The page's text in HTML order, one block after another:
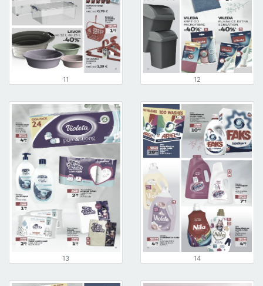
11 12
13 14